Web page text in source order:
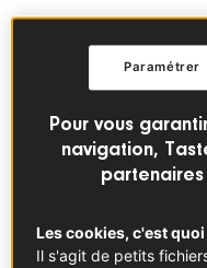
Pour vous
navigation,
Les cookies, c'est quoi
Il s'agit de petits
Paramétrer